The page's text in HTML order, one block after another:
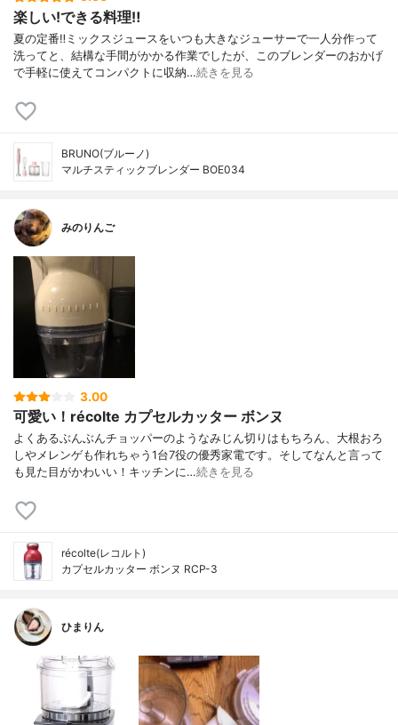
楽しい!できる料理‼︎
夏の定番‼︎ミックスジュースをいつも大きなジューサーで一人分作って
洗ってと、結構な手間がかかる作業でしたが、このブレンダーのおかげ
で手軽に使えてコンパクトに収納…続きを見る
BRUNO(ブルーノ)
マルチスティックブレンダー BOE034
みのりんご
3.00
可愛い！récolte カプセルカッター ボンヌ
よくあるぶんぶんチョッパーのようなみじん切りはもちろん、大根おろ
しやメレンゲも作れちゃう1台7役の優秀家電です。そしてなんと言って
も見た目がかわいい！キッチンに…続きを見る
récolte(レコルト)
カプセルカッター ボンヌ RCP-3
ひまりん